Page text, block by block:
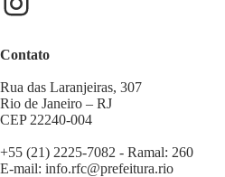
Contato
Rua das Laranjeiras, 307
Rio de Janeiro – RJ
CEP 22240-004
+55 (21) 2225-7082 - Ramal: 260
E-mail: info.rfc@prefeitura.rio